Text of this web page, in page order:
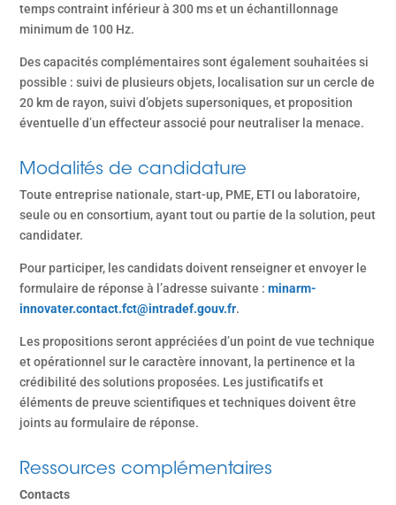
temps contraint inférieur à 300 ms et un échantillonnage
minimum de 100 Hz.
Des capacités complémentaires sont également souhaitées si
possible : suivi de plusieurs objets, localisation sur un cercle de
20 km de rayon, suivi d’objets supersoniques, et proposition
éventuelle d’un effecteur associé pour neutraliser la menace.
Modalités de candidature
Toute entreprise nationale, start-up, PME, ETI ou laboratoire,
seule ou en consortium, ayant tout ou partie de la solution, peut
candidater.
Pour participer, les candidats doivent renseigner et envoyer le
formulaire de réponse à l’adresse suivante :minarm-
innovater.contact.fct@intradef.gouv.fr.
Les propositions seront appréciées d’un point de vue technique
et opérationnel sur le caractère innovant, la pertinence et la
crédibilité des solutions proposées. Les justificatifs et
éléments de preuve scientifiques et techniques doivent être
joints au formulaire de réponse.
Ressources complémentaires
Contacts